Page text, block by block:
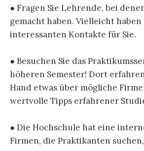
● Fragen Sie Lehrende, bei
gemacht haben. Vielleicht haben
interessanten Kontakte für Sie.
● Besuchen Sie das
höheren Semester! Dort
Hand etwas über mögliche
wertvolle Tipps erfahrener
● Die Hochschule hat eine
Firmen, die Praktikanten